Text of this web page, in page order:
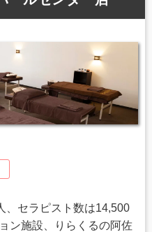
、セラピスト数は14,500
ン施設、りらくるの阿佐